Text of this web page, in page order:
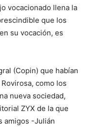
vocacionado llena la
que los
su vocación, es
(Copin) que habían
como los
nueva sociedad,
ZYX de la que
amigos -Julián